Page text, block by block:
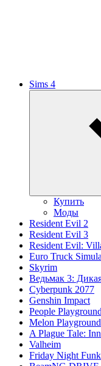
Sims 4
Купить
Моды
Resident Evil 2
Resident Evil 3
Resident Evil:
Euro Truck
Skyrim
Ведьмак 3:
Cyberpunk 2077
Genshin Impact
People Playground
Melon Playground
A Plague Tale:
Valheim
Friday Night